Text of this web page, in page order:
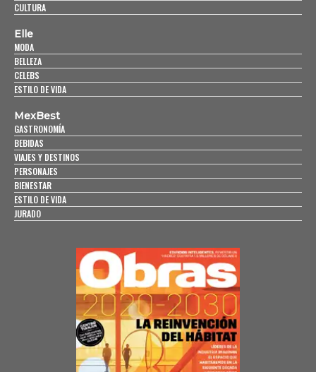
CULTURA
Elle
MODA
BELLEZA
CELEBS
ESTILO DE VIDA
MexBest
GASTRONOMÍA
BEBIDAS
VIAJES Y DESTINOS
PERSONAJES
BIENESTAR
ESTILO DE VIDA
JURADO